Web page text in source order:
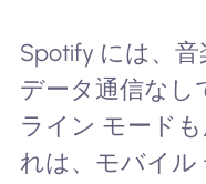
Spotify には、
データ通信なし
ライン モード
れは、モバイル